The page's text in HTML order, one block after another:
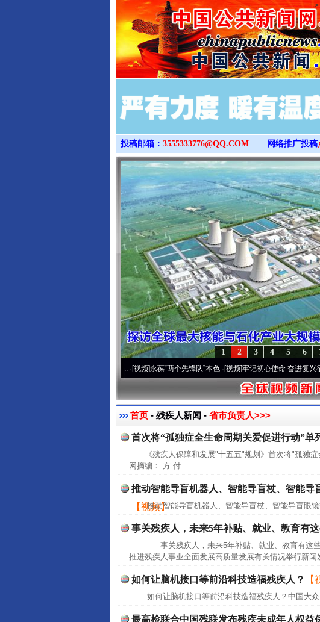
>
投稿邮箱： 3555333776@QQ.COM 网络推广投稿
6
5
4
3
2
1
永葆“两个先锋队”本色·[视频]牢记初心使命 奋进复兴征程丨
首页 - 残疾人新闻 - 省市负责人>>>
首次将“孤独症全生命周期关爱促进行动”单
《残疾人保障和发展"十五五"规划》首次将"孤独
网摘编： 方 付..
推动智能导盲机器人、智能导盲杖、智能导
【视频】
推动智能导盲机器人、智能导盲杖、智能导盲眼
事关残疾人，未来5年补贴、就业、教育有
事关残疾人，未来5年补贴、就业、教育有这
推进残疾人事业全面发展高质量发展有关情况举行新
如何让脑机接口等前沿科技造福残疾人？ 【
如何让脑机接口等前沿科技造福残疾人？中国大
最高检联合中国残联发布残疾未成年人权益